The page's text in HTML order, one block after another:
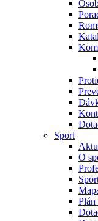
Sport
O
Plán